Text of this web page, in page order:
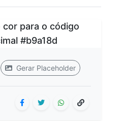
Gerar Placeholder